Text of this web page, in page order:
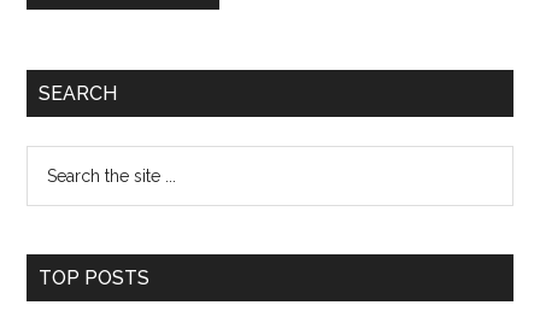
Primary
SEARCH
Search
the
site
...
TOP POSTS